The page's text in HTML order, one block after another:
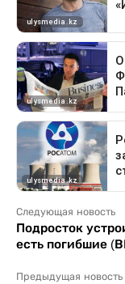
Следующая новость
Подросток
есть погибшие
Предыдущая новость